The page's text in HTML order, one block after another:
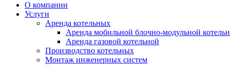
О компании
Услуги
Аренда котельных
Аренда мобильной блочно-модульной
Аренда газовой котельной
Производство котельных
Монтаж инженерных систем